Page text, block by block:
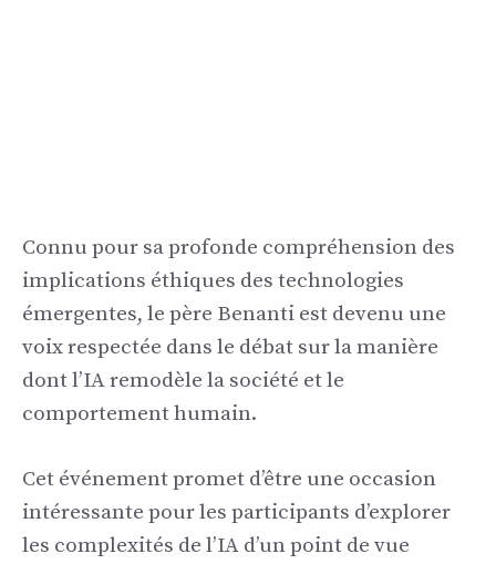
Connu pour sa profonde compréhension des
implications éthiques des technologies
émergentes, le père Benanti est devenu une
voix respectée dans le débat sur la manière
dont l’IA remodèle la société et le
comportement humain.
Cet événement promet d’être une occasion
intéressante pour les participants d’explorer
les complexités de l’IA d’un point de vue